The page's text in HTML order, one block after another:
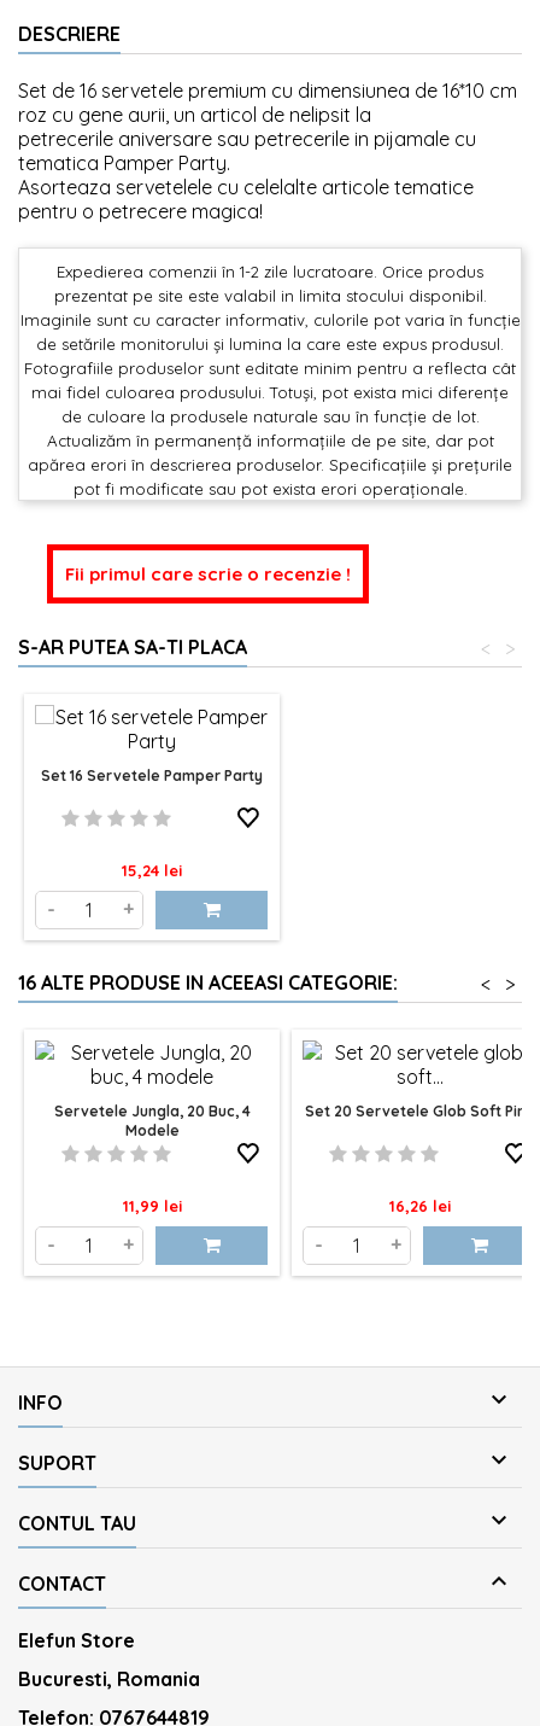
DESCRIERE
Set de 16 servetele premium cu dimensiunea de 16*10 cm
roz cu gene aurii, un articol de nelipsit la
petrecerile aniversare sau petrecerile in pijamale cu
tematica Pamper Party.
Asorteaza servetelele cu celelalte articole tematice
pentru o petrecere magica!
Expedierea comenzii în 1-2 zile lucratoare. Orice produs
prezentat pe site este valabil in limita stocului disponibil.
Imaginile sunt cu caracter informativ, culorile pot varia în funcție
de setările monitorului și lumina la care este expus produsul.
Fotografiile produselor sunt editate minim pentru a reflecta cât
mai fidel culoarea produsului. Totuși, pot exista mici diferențe
de culoare la produsele naturale sau în funcție de lot.
Actualizăm în permanență informațiile de pe site, dar pot
apărea erori în descrierea produselor. Specificațiile și prețurile
pot fi modificate sau pot exista erori operaționale.
Fii primul care scrie o recenzie !
S-AR PUTEA SA-TI PLACA >
<
Set 16 Servetele Pamper Party
Pret
15,24 lei
- +
16 ALTE PRODUSE IN ACEEASI CATEGORIE: >
<
Servetele Jungla, 20 Buc, 4
Modele
Pret
11,99 lei
- +
Set 20 Servetele Glob Soft Pink
Pret
16,26 lei
- +
INFO 
SUPORT 
CONTUL TAU 
CONTACT 
Elefun Store
Bucuresti, Romania
Telefon: 0767644819